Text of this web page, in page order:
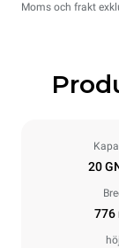
Moms och frakt
20
776